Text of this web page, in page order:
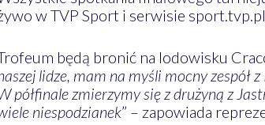
w TVP Sport i serwisie sport.tvp.pl
będą bronić na lodowisku
lidze, mam na myśli mocny
półfinale zmierzymy się z drużyną z
niespodzianek” – zapowiada